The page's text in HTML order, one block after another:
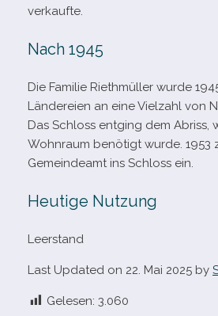
verkaufte.
Nach 1945
Die Familie Riethmüller wurde
Ländereien an eine Vielzahl von
Das Schloss ent­ging dem Abriss,
Wohnraum benö­tigt wurde. 1953
Gemeindeamt ins Schloss ein.
Heutige Nutzung
Leerstand
Last Updated on 22. Mai 2025 by
Gelesen: 3.060